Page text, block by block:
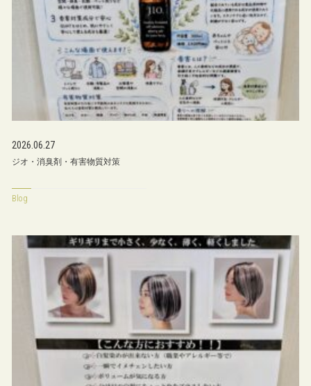
2026.06.27
ジオ・消臭剤・有害物質対策
Blog